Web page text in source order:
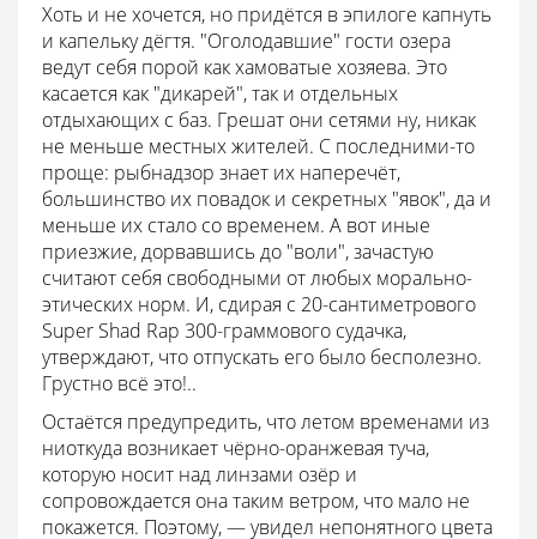
Хоть и не хочется, но придётся в эпилоге капнуть
и капельку дёгтя. "Оголодавшие" гости озера
ведут себя порой как хамоватые хозяева. Это
касается как "дикарей", так и отдельных
отдыхающих с баз. Грешат они сетями ну, никак
не меньше местных жителей. С последними-то
проще: рыбнадзор знает их наперечёт,
большинство их повадок и секретных "явок", да и
меньше их стало со временем. А вот иные
приезжие, дорвавшись до "воли", зачастую
считают себя свободными от любых морально-
этических норм. И, сдирая с 20-сантиметрового
Super Shad Rap 300-граммового судачка,
утверждают, что отпускать его было бесполезно.
Грустно всё это!..
Остаётся предупредить, что летом временами из
ниоткуда возникает чёрно-оранжевая туча,
которую носит над линзами озёр и
сопровождается она таким ветром, что мало не
покажется. Поэтому, — увидел непонятного цвета